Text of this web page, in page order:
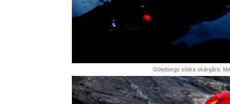
Göteborgs södra skärgård.